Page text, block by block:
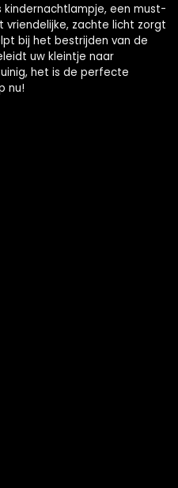
een must-
vriendelijke, zachte licht zorgt
bij het bestrijden van de
uw kleintje naar
het is de perfecte
nu!